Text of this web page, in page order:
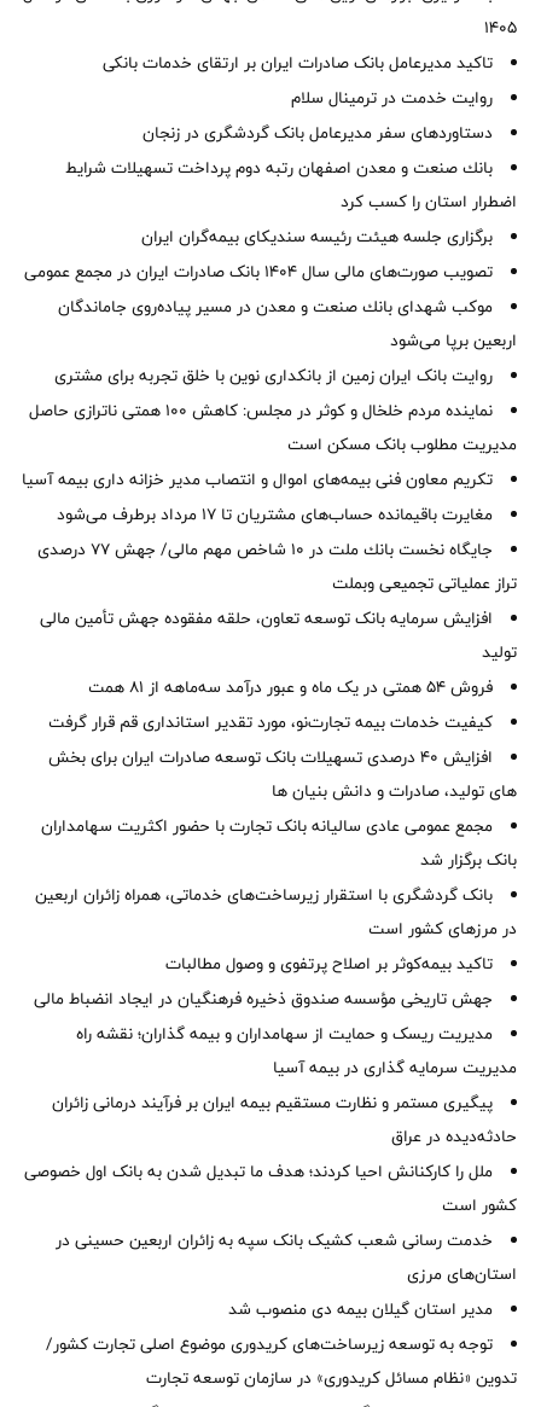
1405
تاکید مدیرعامل بانک صادرات ایران بر ارتقای خدمات بانکی
روایت خدمت در ترمینال سلام
دستاوردهای سفر مدیرعامل بانک گردشگری در زنجان
بانك صنعت و معدن اصفهان رتبه دوم پرداخت تسهیلات شرایط
اضطرار استان را كسب كرد
برگزاری جلسه هیئت رئیسه سندیکای بیمه‌گران ایران
تصویب صورت‌های مالی سال ۱۴۰۴ بانک صادرات ایران در مجمع عمومی
موكب شهدای بانك صنعت و معدن در مسیر پیاده‌روی جاماندگان
اربعین برپا می‌شود
روایت بانک ایران زمین از بانکداری نوین با خلق تجربه برای مشتری
نماینده مردم خلخال و کوثر در مجلس: کاهش ۱۰۰ همتی ناترازی حاصل
مدیریت مطلوب بانک مسکن است
تکریم معاون فنی بیمه‌های اموال و انتصاب مدیر خزانه داری بیمه آسیا
مغایرت‌ باقیمانده حساب‌های مشتریان تا ۱۷ مرداد برطرف می‌شود
جایگاه نخست بانك ملت در 10 شاخص مهم مالی/ جهش 77 درصدی
تراز عملیاتی تجمیعی وبملت
افزایش سرمایه بانک توسعه تعاون، حلقه مفقوده جهش تأمین مالی
تولید
فروش 54 همتی در یک ماه و عبور درآمد سه‌ماهه از 81 همت
کیفیت خدمات بیمه تجارت‌نو، مورد تقدیر استانداری قم قرار گرفت
افزایش 40 درصدی تسهیلات بانک توسعه صادرات ایران برای بخش
های تولید، صادرات و دانش بنیان ها
مجمع عمومی عادی سالیانه بانک تجارت با حضور اکثریت سهامداران
بانک برگزار شد
بانک گردشگری با استقرار زیرساخت‌های خدماتی، همراه زائران اربعین
در مرزهای کشور است
تاکید بیمه‌کوثر بر اصلاح پرتفوی و وصول مطالبات ‌
جهش تاریخی مؤسسه صندوق ذخیره فرهنگیان در ایجاد انضباط مالی
مدیریت ریسک و حمایت از سهامداران و بیمه گذاران؛ نقشه راه
مدیریت سرمایه گذاری در بیمه آسیا
پیگیری مستمر و نظارت مستقیم بیمه ایران بر فرآیند درمانی زائران
حادثه‌دیده در عراق
ملل را کارکنانش احیا کردند؛ هدف ما تبدیل شدن به بانک اول خصوصی
کشور است
خدمت رسانی شعب کشیک بانک سپه به زائران اربعین حسینی در
استان‌‌های مرزی
‌مدیر استان گیلان بیمه دی منصوب شد
توجه به توسعه زیرساخت‌های کریدوری موضوع اصلی تجارت کشور/
تدوین «نظام مسائل کریدوری» در سازمان توسعه تجارت